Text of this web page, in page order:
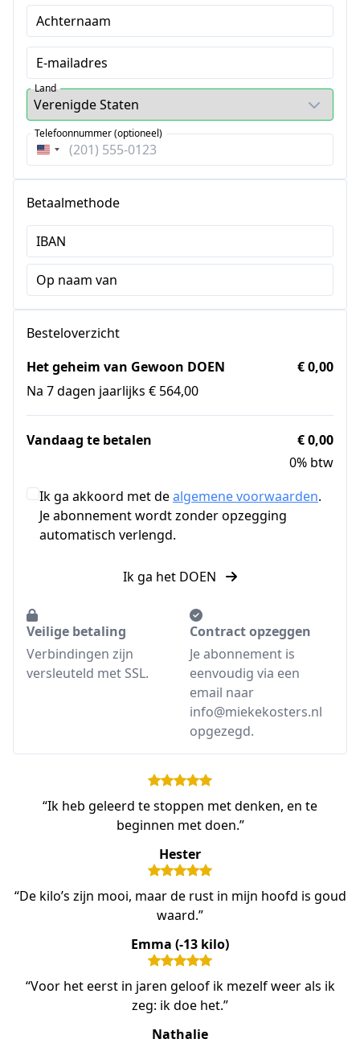
Achternaam
E-mailadres
Land
Verenigde
Telefoonnummer (optioneel)
Betaalmethode
IBAN
Op naam van
Besteloverzicht
Het geheim van Gewoon DOEN
Na 7 dagen jaarlijks € 564,00
€ 0,00
Vandaag te betalen
€ 0,00
0% btw
Ik ga akkoord met dealgemene voorwaarden.
Je abonnement wordt zonder opzegging
automatisch verlengd.
Ik ga het DOEN
Veilige betaling
Verbindingen zijn
versleuteld met SSL.
Contract opzeggen
Je abonnement is
eenvoudig via een
email naar
info@miekekosters.nl
opgezegd.
“Ik heb geleerd te stoppen met denken, en te
beginnen met doen.”
Hester
“De kilo’s zijn mooi, maar de rust in mijn hoofd is goud
waard.”
Emma (-13 kilo)
“Voor het eerst in jaren geloof ik mezelf weer als ik
zeg: ik doe het.”
Nathalie